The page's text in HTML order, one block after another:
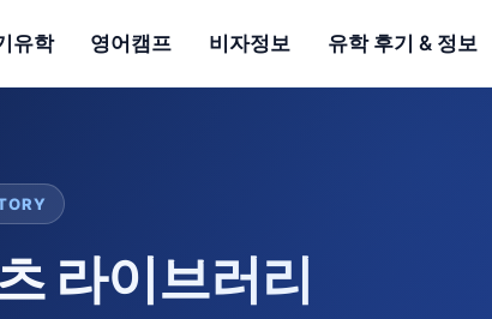
유학 영어캠프 비자정보 유학 후기 & 정보
라이브러리